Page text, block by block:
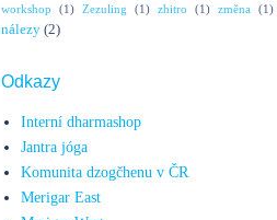
workshop (1) Zezuling (1) zhitro (1) změna (1)
nálezy (2)
Odkazy
Interní dharmashop
Jantra jóga
Komunita dzogčhenu v ČR
Merigar East